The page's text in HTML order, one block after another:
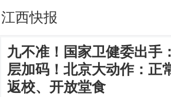
江西快报
九不准！国家卫健委出手
层加码！北京大动作：正
返校、开放堂食